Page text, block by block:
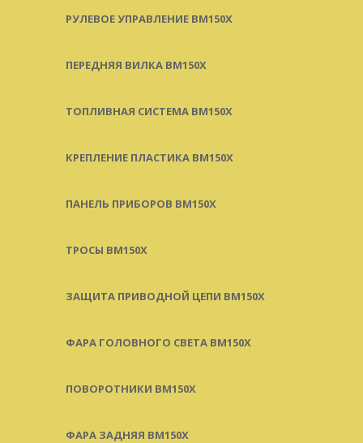
РУЛЕВОЕ УПРАВЛЕНИЕ BM150X
ПЕРЕДНЯЯ ВИЛКА BM150X
ТОПЛИВНАЯ СИСТЕМА BM150X
КРЕПЛЕНИЕ ПЛАСТИКА BM150X
ПАНЕЛЬ ПРИБОРОВ BM150X
ТРОСЫ BM150X
ЗАЩИТА ПРИВОДНОЙ ЦЕПИ BM150X
ФАРА ГОЛОВНОГО СВЕТА BM150X
ПОВОРОТНИКИ BM150X
ФАРА ЗАДНЯЯ BM150X